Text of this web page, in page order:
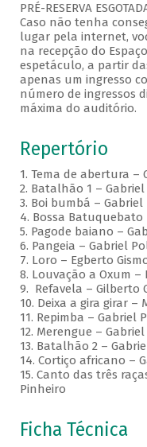
PRÉ-RESERVA
Caso não tenha
lugar pela internet,
na recepção do
espetáculo, a partir
apenas um ingresso
número de ingressos
máxima do auditório.
Repertório
1. Tema de abertura –
2. Batalhão 1 –
3. Boi bumbá –
4. Bossa Batuquebato
5. Pagode baiano –
6. Pangeia – Gabriel
7. Loro – Egberto
8. Louvação a Oxum –
9. Refavela – Gilberto
10. Deixa a gira girar
11. Repimba – Gabriel
12. Merengue –
13. Batalhão 2 –
14. Cortiço africano –
15. Canto das três
Pinheiro
Ficha Técnica